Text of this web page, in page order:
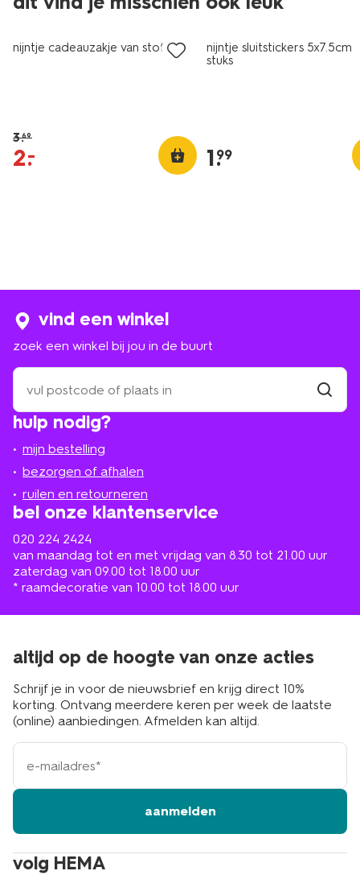
sale
nijntje cadeauzakje van stof L
3.69
2.
–
nijntje sluitstickers 5x7.5cm
stuks
1.
99
hulp nodig?
mijn bestelling
bezorgen of afhalen
ruilen en retourneren
bel onze klantenservice
020 224 2424
van maandag tot en met vrijdag van 8.30 tot 21.00 uur
zaterdag van 09.00 tot 18.00 uur
* raamdecoratie van 10.00 tot 18.00 uur
vind een winkel
zoek een winkel bij jou in de buurt
zoek
een
winkel
bij
in
de
buurt
volg HEMA
altijd op de hoogte van onze acties
Schrijf je in voor de nieuwsbrief en krijg direct 10%
korting. Ontvang meerdere keren per week de laatste
(online) aanbiedingen. Afmelden kan altijd.
e-
mailadres
aanmelden